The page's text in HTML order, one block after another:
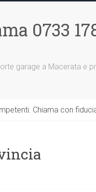
0733
garage a Macerata e
Chiama con